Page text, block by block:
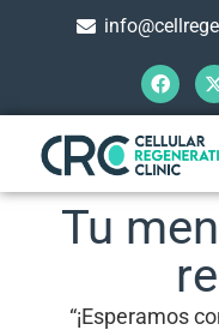
Tu
“¡Esperamos